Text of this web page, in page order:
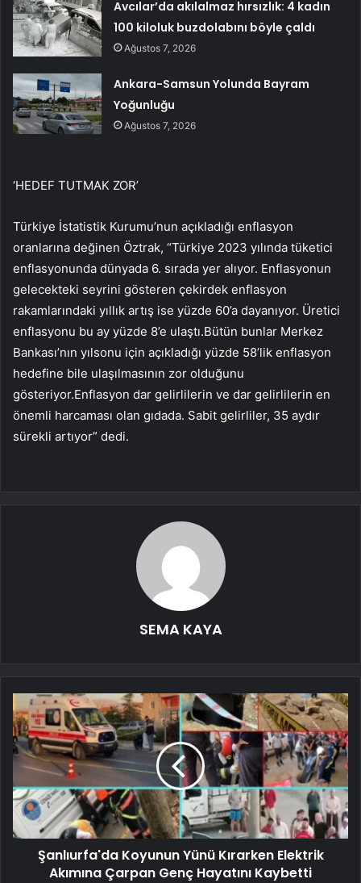
Avcılar’da akılalmaz hırsızlık: 4 kadın
100 kiloluk buzdolabını böyle çaldı
Ağustos 7, 2026
Ankara-Samsun Yolunda Bayram
Yoğunluğu
Ağustos 7, 2026
‘HEDEF TUTMAK ZOR’
Türkiye İstatistik Kurumu’nun açıkladığı enflasyon
oranlarına değinen Öztrak, “Türkiye 2023 yılında tüketici
enflasyonunda dünyada 6. sırada yer alıyor. Enflasyonun
gelecekteki seyrini gösteren çekirdek enflasyon
rakamlarındaki yıllık artış ise yüzde 60’a dayanıyor. Üretici
enflasyonu bu ay yüzde 8’e ulaştı.Bütün bunlar Merkez
Bankası’nın yılsonu için açıkladığı yüzde 58’lik enflasyon
hedefine bile ulaşılmasının zor olduğunu
gösteriyor.Enflasyon dar gelirlilerin ve dar gelirlilerin en
önemli harcaması olan gıdada. Sabit gelirliler, 35 aydır
sürekli artıyor” dedi.
SEMA KAYA
Şanlıurfa'da Koyunun Yünü Kırarken Elektrik
Akımına Çarpan Genç Hayatını Kaybetti